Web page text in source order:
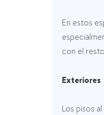
En estos
con el
Exteriores
Los pisos